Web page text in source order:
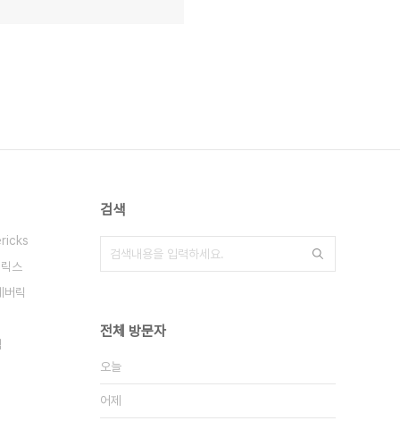
스
버릭
검색
전체 방문자
오늘
어제